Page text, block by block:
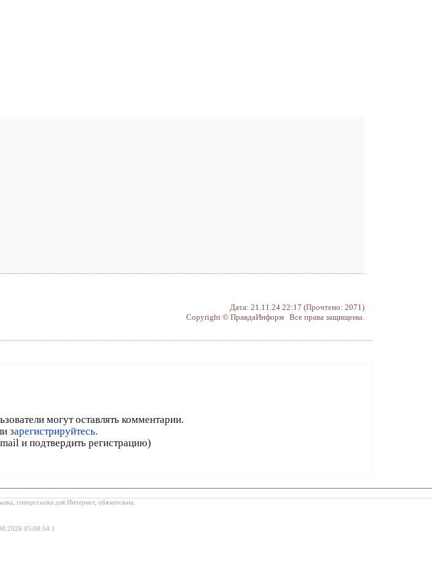
Дата: 21.11.24 22:17 (Прочтено: 2071)
Copyright © ПравдаИнформ Все права защищены.
могут оставлять комментарии.
зарегистрируйтесь.
и подтвердить регистрацию)
гиперссылка для Интернет, обязательна.
05:08:54]